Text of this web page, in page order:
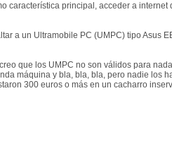
característica principal, acceder a internet
a un Ultramobile PC (UMPC) tipo Asus
que los UMPC no son válidos para
máquina y bla, bla, bla, pero nadie los
300 euros o más en un cacharro